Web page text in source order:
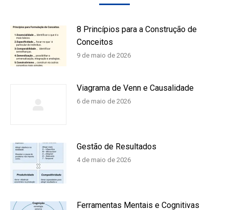
8 Princípios para a Construção de
Conceitos
9 de maio de 2026
Viagrama de Venn e Causalidade
6 de maio de 2026
Gestão de Resultados
4 de maio de 2026
Ferramentas Mentais e Cognitivas